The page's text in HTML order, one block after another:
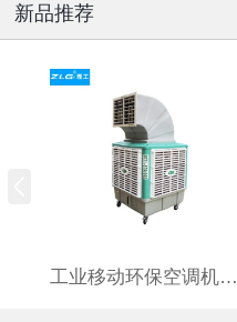
新品推荐
工业移动环保空调机HBCS180连体水箱